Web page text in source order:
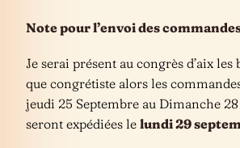
Note pour l’envoi des
Je serai présent au congrès d’aix les
que congrétiste alors les
jeudi 25 Septembre au Dimanche
seront expédiées le lundi 29